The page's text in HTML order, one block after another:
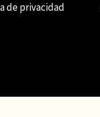
de privacidad